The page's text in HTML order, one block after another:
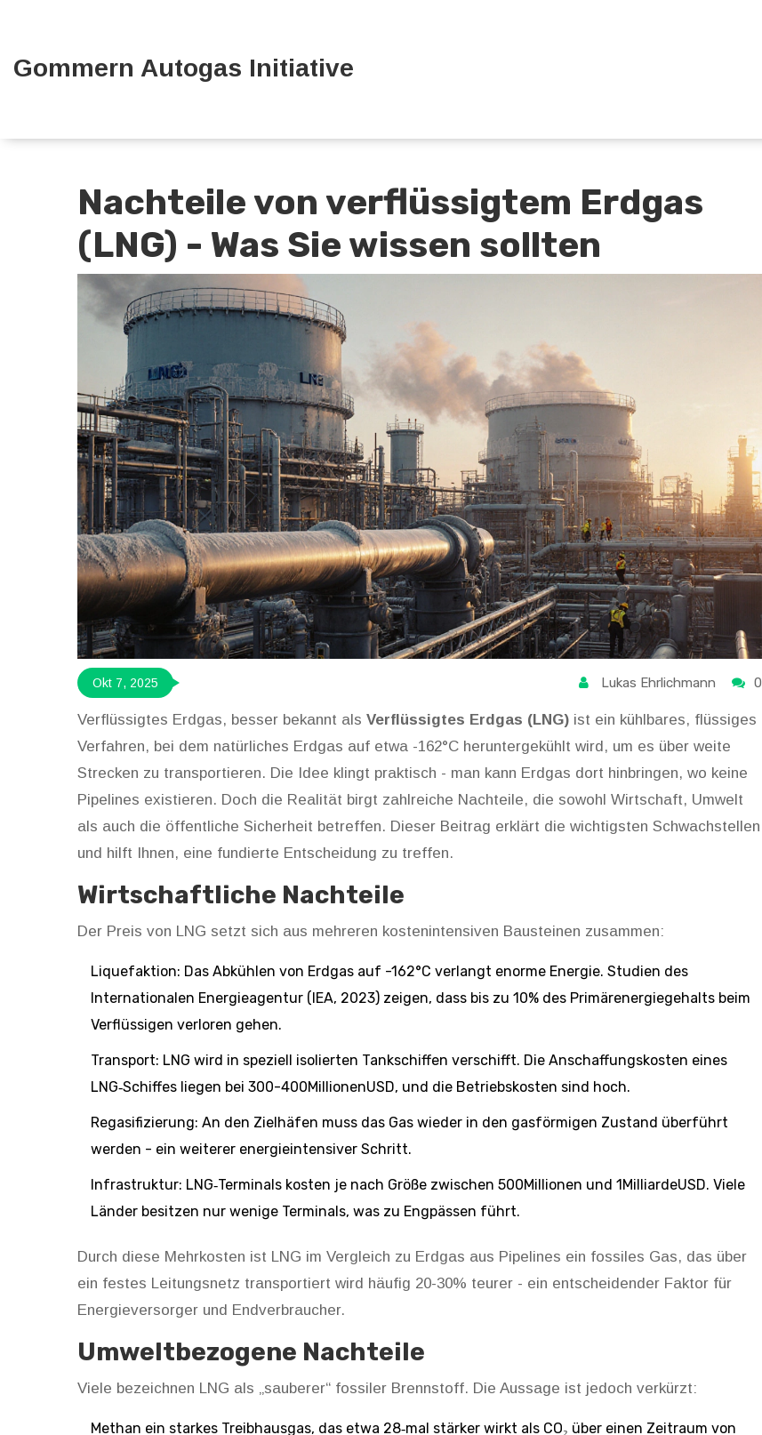
Gommern Autogas Initiative
Nachteile von verflüssigtem Erdgas
(LNG) - Was Sie wissen sollten
Okt 7, 2025 Lukas Ehrlichmann 0
Verflüssigtes Erdgas, besser bekannt als Verflüssigtes Erdgas (LNG) ist ein kühlbares, flüssiges
Verfahren, bei dem natürliches Erdgas auf etwa -162°C heruntergekühlt wird, um es über weite
Strecken zu transportieren. Die Idee klingt praktisch - man kann Erdgas dort hinbringen, wo keine
Pipelines existieren. Doch die Realität birgt zahlreiche Nachteile, die sowohl Wirtschaft, Umwelt
als auch die öffentliche Sicherheit betreffen. Dieser Beitrag erklärt die wichtigsten Schwachstellen
und hilft Ihnen, eine fundierte Entscheidung zu treffen.
Wirtschaftliche Nachteile
Der Preis von LNG setzt sich aus mehreren kostenintensiven Bausteinen zusammen:
Liquefaktion: Das Abkühlen von Erdgas auf -162°C verlangt enorme Energie. Studien des
Internationalen Energieagentur (IEA, 2023) zeigen, dass bis zu 10% des Primärenergiegehalts beim
Verflüssigen verloren gehen.
Transport: LNG wird in speziell isolierten Tankschiffen verschifft. Die Anschaffungskosten eines
LNG‑Schiffes liegen bei 300-400MillionenUSD, und die Betriebskosten sind hoch.
Regasifizierung: An den Zielhäfen muss das Gas wieder in den gasförmigen Zustand überführt
werden - ein weiterer energieintensiver Schritt.
Infrastruktur: LNG‑Terminals kosten je nach Größe zwischen 500Millionen und 1MilliardeUSD. Viele
Länder besitzen nur wenige Terminals, was zu Engpässen führt.
Durch diese Mehrkosten ist LNG im Vergleich zu Erdgas aus Pipelines ein fossiles Gas, das über
ein festes Leitungsnetz transportiert wird häufig 20-30% teurer - ein entscheidender Faktor für
Energieversorger und Endverbraucher.
Umweltbezogene Nachteile
Viele bezeichnen LNG als „sauberer“ fossiler Brennstoff. Die Aussage ist jedoch verkürzt:
Methan ein starkes Treibhausgas, das etwa 28‑mal stärker wirkt als CO₂ über einen Zeitraum von